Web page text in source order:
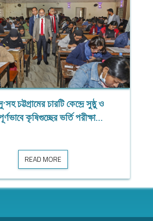
পরিবেশে সিভাসু’তে মহান বিজয় দিবস উদযাপন
সিভাসু’তে মহান বিজয় দিবস
উদযাপন
READ MORE